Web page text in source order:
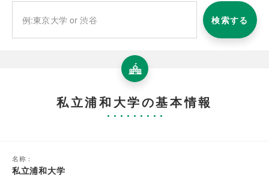
検索する
私立浦和大学の基本情報
名称：
私立浦和大学